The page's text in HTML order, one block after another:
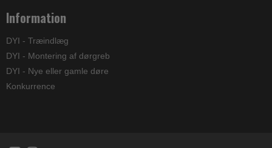
Information
DYI - Træindlæg
DYI - Montering af dørgreb
DYI - Nye eller gamle døre
Konkurrence